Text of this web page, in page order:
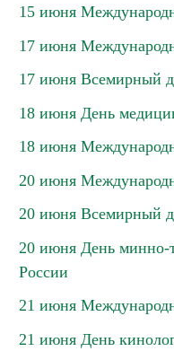
15 июня
17 июня
17 июня Всемирный
18 июня День
18 июня
20 июня
20 июня Всемирный
20 июня День
России
21 июня
21 июня День